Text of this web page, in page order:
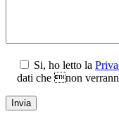
Si, ho letto la
dati che non